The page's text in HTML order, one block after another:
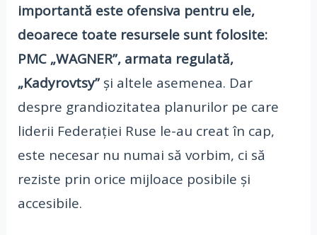
importantă este ofensiva pentru ele,
deoarece toate resursele sunt folosite:
PMC „WAGNER”, armata regulată,
„Kadyrovtsy”și altele asemenea. Dar
despre grandiozitatea planurilor pe care
liderii Federației Ruse le-au creat în cap,
este necesar nu numai să vorbim, ci să
reziste prin orice mijloace posibile și
accesibile.